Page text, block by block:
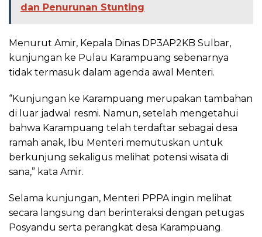
dan Penurunan Stunting
Menurut Amir, Kepala Dinas DP3AP2KB Sulbar,
kunjungan ke Pulau Karampuang sebenarnya
tidak termasuk dalam agenda awal Menteri.
“Kunjungan ke Karampuang merupakan tambahan
di luar jadwal resmi. Namun, setelah mengetahui
bahwa Karampuang telah terdaftar sebagai desa
ramah anak, Ibu Menteri memutuskan untuk
berkunjung sekaligus melihat potensi wisata di
sana,” kata Amir.
Selama kunjungan, Menteri PPPA ingin melihat
secara langsung dan berinteraksi dengan petugas
Posyandu serta perangkat desa Karampuang.